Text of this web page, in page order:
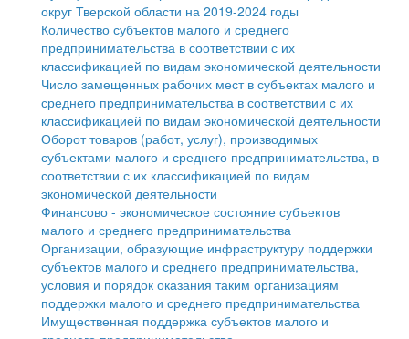
Образование
Здравоохранение
Социальная защита
Фотоальбом
Работа с обращениями граждан
Муниципальный контроль
Муниципальные услуги
Проекты административных регламентов
Антимонопольный комплаенс
Противодействие коррупции
Имущественная поддержка субъектов малого и
среднего предпринимательства
Информационная поддержка субъектов малого и
среднего предпринимательства
Муниципальные программы
Контрольно-счетная палата
Персональные данные
Оценка регулирующего воздействия
Деятельность МУ
округ Тверской области на 2019-2024 годы
Количество субъектов малого и среднего
предпринимательства в соответствии с их
классификацией по видам экономической деятельности
Число замещенных рабочих мест в субъектах малого и
среднего предпринимательства в соответствии с их
классификацией по видам экономической деятельности
Оборот товаров (работ, услуг), производимых
субъектами малого и среднего предпринимательства, в
соответствии с их классификацией по видам
экономической деятельности
Финансово - экономическое состояние субъектов
малого и среднего предпринимательства
Организации, образующие инфраструктуру поддержки
субъектов малого и среднего предпринимательства,
условия и порядок оказания таким организациям
поддержки малого и среднего предпринимательства
Имущественная поддержка субъектов малого и